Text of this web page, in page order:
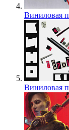
Виниловая
Виниловая